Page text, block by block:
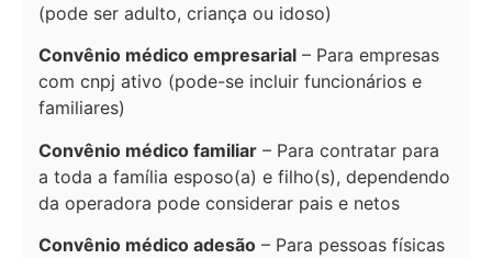
(pode ser adulto, criança ou idoso)
Convênio médico empresarial – Para empresas
com cnpj ativo (pode-se incluir funcionários e
familiares)
Convênio médico familiar – Para contratar para
a toda a família esposo(a) e filho(s), dependendo
da operadora pode considerar pais e netos
Convênio médico adesão – Para pessoas físicas